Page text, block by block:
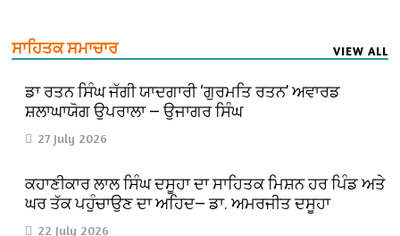
ਸਾਹਿਤਕ ਸਮਾਚਾਰ VIEW ALL
ਡਾ ਰਤਨ ਸਿੰਘ ਜੱਗੀ ਯਾਦਗਾਰੀ ‘ਗੁਰਮਤਿ ਰਤਨ’ ਅਵਾਰਡ
ਸ਼ਲਾਘਾਯੋਗ ਉਪਰਾਲਾ — ਉਜਾਗਰ ਸਿੰਘ
27 July 2026
ਕਹਾਣੀਕਾਰ ਲਾਲ ਸਿੰਘ ਦਸੂਹਾ ਦਾ ਸਾਹਿਤਕ ਮਿਸ਼ਨ ਹਰ ਪਿੰਡ ਅਤੇ
ਘਰ ਤੱਕ ਪਹੁੰਚਾਉਣ ਦਾ ਅਹਿਦ— ਡਾ. ਅਮਰਜੀਤ ਦਸੂਹਾ
22 July 2026